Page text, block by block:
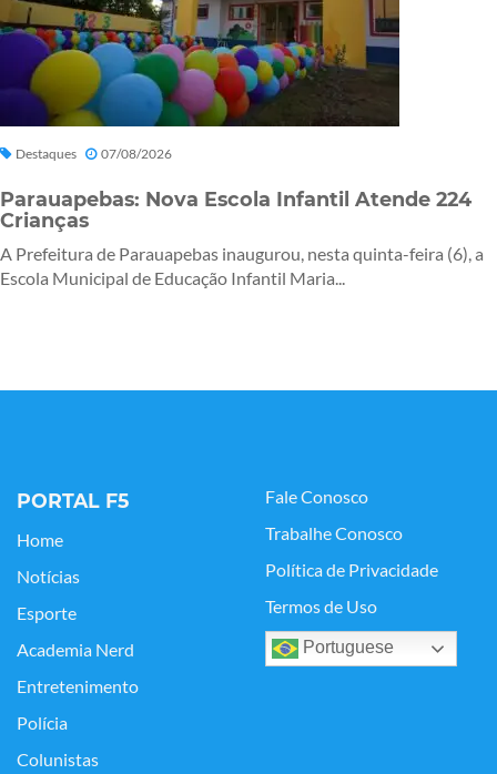
Destaques 07/08/2026
Parauapebas: Nova Escola Infantil Atende 224
Crianças
A Prefeitura de Parauapebas inaugurou, nesta quinta-feira (6), a
Escola Municipal de Educação Infantil Maria...
PORTAL F5
Home
Notícias
Esporte
Academia Nerd
Entretenimento
Polícia
Colunistas
Fale Conosco
Trabalhe Conosco
Política de Privacidade
Termos de Uso
Portuguese